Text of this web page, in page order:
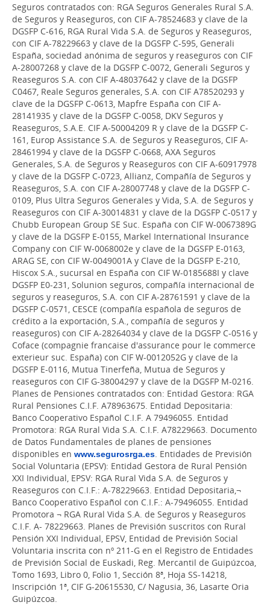
Seguros contratados con: RGA Seguros Generales Rural S.A.
de Seguros y Reaseguros, con CIF A-78524683 y clave de la
DGSFP C-616, RGA Rural Vida S.A. de Seguros y Reaseguros,
con CIF A-78229663 y clave de la DGSFP C-595, Generali
España, sociedad anónima de seguros y reaseguros con CIF
A-28007268 y clave de la DGSFP C-0072, Generali Seguros y
Reaseguros S.A. con CIF A-48037642 y clave de la DGSFP
C0467, Reale Seguros generales, S.A. con CIF A78520293 y
clave de la DGSFP C-0613, Mapfre España con CIF A-
28141935 y clave de la DGSFP C-0058, DKV Seguros y
Reaseguros, S.A.E. CIF A-50004209 R y clave de la DGSFP C-
161, Europ Assistance S.A. de Seguros y Reaseguros, CIF A-
28461994 y clave de la DGSFP C-0668, AXA Seguros
Generales, S.A. de Seguros y Reaseguros con CIF A-60917978
y clave de la DGSFP C-0723, Allianz, Compañía de Seguros y
Reaseguros, S.A. con CIF A-28007748 y clave de la DGSFP C-
0109, Plus Ultra Seguros Generales y Vida, S.A. de Seguros y
Reaseguros con CIF A-30014831 y clave de la DGSFP C-0517 y
Chubb European Group SE Suc. España con CIF W-0067389G
y clave de la DGSFP E-0155, Markel International Insurance
Company con CIF W-0068002e y clave de la DGSFP E-0163,
ARAG SE, con CIF W-0049001A y Clave de la DGSFP E-210,
Hiscox S.A., sucursal en España con CIF W-0185688I y clave
DGSFP E0-231, Solunion seguros, compañía internacional de
seguros y reaseguros, S.A. con CIF A-28761591 y clave de la
DGSFP C-0571, CESCE (compañía española de seguros de
crédito a la exportación, S.A., compañía de seguros y
reaseguros) con CIF A-28264034 y clave de la DGSFP C-0516 y
Coface (compagnie francaise d'assurance pour le commerce
exterieur suc. España) con CIF W-0012052G y clave de la
DGSFP E-0116, Mutua Tinerfeña, Mutua de Seguros y
reaseguros con CIF G-38004297 y clave de la DGSFP M-0216.
Planes de Pensiones contratados con: Entidad Gestora: RGA
Rural Pensiones C.I.F. A78963675. Entidad Depositaria:
Banco Cooperativo Español C.I.F. A 79496055. Entidad
Promotora: RGA Rural Vida S.A. C.I.F. A78229663. Documento
de Datos Fundamentales de planes de pensiones
disponibles en www.segurosrga.es. Entidades de Previsión
Social Voluntaria (EPSV): Entidad Gestora de Rural Pensión
XXI Individual, EPSV: RGA Rural Vida S.A. de Seguros y
Reaseguros con C.I.F.: A-78229663. Entidad Depositaria,¬
Banco Cooperativo Español con C.I.F.: A-79496055. Entidad
Promotora ¬ RGA Rural Vida S.A. de Seguros y Reaseguros
C.I.F. A- 78229663. Planes de Previsión suscritos con Rural
Pensión XXI Individual, EPSV, Entidad de Previsión Social
Voluntaria inscrita con nº 211-G en el Registro de Entidades
de Previsión Social de Euskadi, Reg. Mercantil de Guipúzcoa,
Tomo 1693, Libro 0, Folio 1, Sección 8ª, Hoja SS-14218,
Inscripción 1ª, CIF G-20615530, C/ Nagusia, 36, Lasarte Oria
Guipúzcoa.